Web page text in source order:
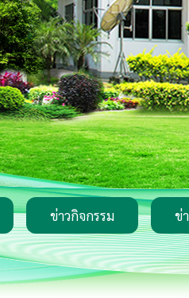
ข่าวกิจกรรม ข่